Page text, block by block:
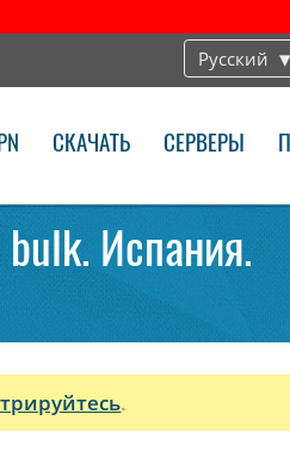
Русский
СКАЧАТЬ СЕРВЕРЫ
Испания.
.